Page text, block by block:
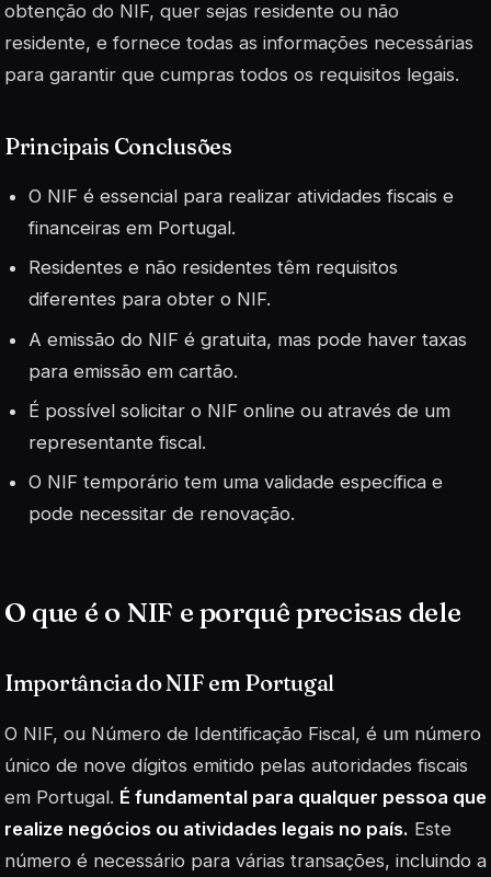
obtenção do NIF, quer sejas residente ou não
residente, e fornece todas as informações necessárias
para garantir que cumpras todos os requisitos legais.
Principais Conclusões
O NIF é essencial para realizar atividades fiscais e
financeiras em Portugal.
Residentes e não residentes têm requisitos
diferentes para obter o NIF.
A emissão do NIF é gratuita, mas pode haver taxas
para emissão em cartão.
É possível solicitar o NIF online ou através de um
representante fiscal.
O NIF temporário tem uma validade específica e
pode necessitar de renovação.
O que é o NIF e porquê precisas dele
Importância do NIF em Portugal
O NIF, ou Número de Identificação Fiscal, é um número
único de nove dígitos emitido pelas autoridades fiscais
em Portugal. É fundamental para qualquer pessoa que
realize negócios ou atividades legais no país. Este
número é necessário para várias transações, incluindo a